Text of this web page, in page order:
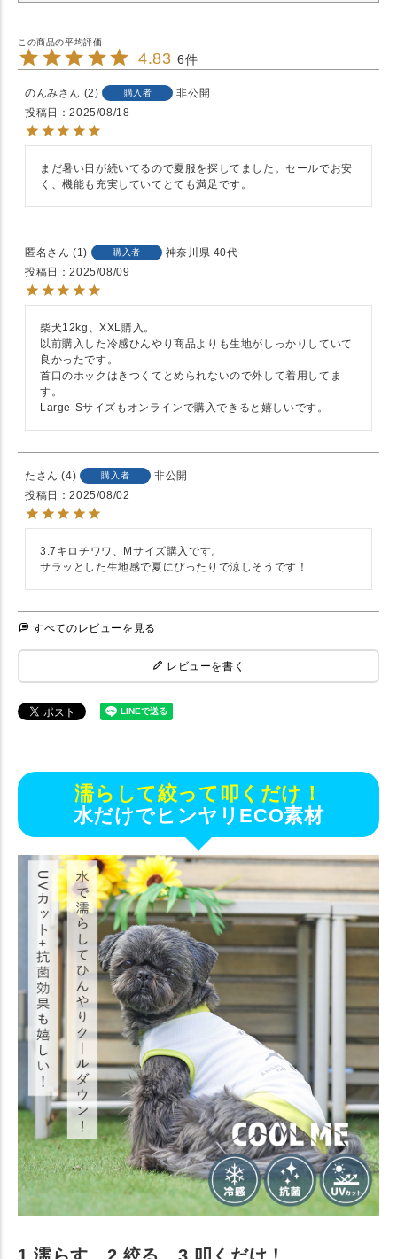
4.83 6
のんみ 2 購入者
非公開
投稿日
2025/08/18
まだ暑い日が続いてるので夏服を探してました。セールでお安
く、機能も充実していてとても満足です。
匿名 1 購入者 神奈川県 40代
投稿日
2025/08/09
柴犬12kg、XXL購入。
以前購入した冷感ひんやり商品よりも生地がしっかりしていて
良かったです。
首口のホックはきつくてとめられないので外して着用してま
す。
Large-Sサイズもオンラインで購入できると嬉しいです。
た 4 購入者
非公開
投稿日
2025/08/02
3.7キロチワワ、Mサイズ購入です。
サラッとした生地感で夏にぴったりで涼しそうです！
すべてのレビューを見る
レビューを書く
濡らして絞って叩くだけ！
水だけでヒンヤリECO素材